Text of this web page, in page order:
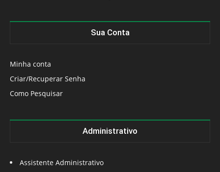
Sua Conta
Minha conta
Criar/Recuperar Senha
Como Pesquisar
Administrativo
Assistente Administrativo